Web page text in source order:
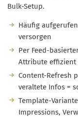
Bulk-Setup.
Häufig
versorgen
Per Feed-
Attribute effizient
Content-Refresh
veraltete Infos =
Template-
Impressions,